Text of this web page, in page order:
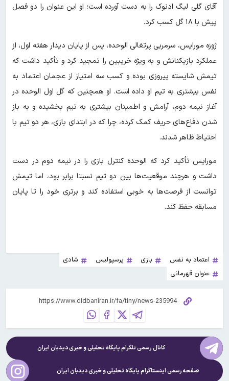
آقای گلی لیگ ادنوک را به دست آورده است؛ او این عنوان را دو فصل
پیش با ۱۸ گل کسب کرد.
ژوزه مورایس، سرمربی پرتغالی الوحده، پس از پایان دیدار هفته اول، از
عملکرد بازیکنانش و به ویژه خریبین را تمجید کرد و تأکید داشت که
تیمش شایسته پیروزی بوده و کسب سه امتیاز از عجمان اعتماد به
نفس بیشتری به تیم او داده است. او همچنین که گل اول الوحده در
آغاز نیمه دوم، آرامش و اطمینان بیشتری به تیم بخشیده و به باز
شدن دفاع‌های حریف کمک کرده، چرا که در ابتدای بازی، هر دو تیم با
احتیاط ظاهر شدند.
مورایس تأکید کرد که الوحده کنترل بازی را در نیمه دوم در دست
داشت و هرچند موقعیت‌ها بین دو تیم نسبتا برابر بود، اما تیمش
توانست از فرصت‌ها به خوبی استفاده کند و برتری خود را تا پایان
مسابقه حفظ کند.
اعتماد به نفس بازی پرسپولیس
شادی
عنوان قهرمانی
کانال رسمی تلگرام پایگاه تحلیلی و خبریدیدبان ایران
صفحه رسمی اینستاگرام پایگاه تحلیلی و خبریدیدبان ایران